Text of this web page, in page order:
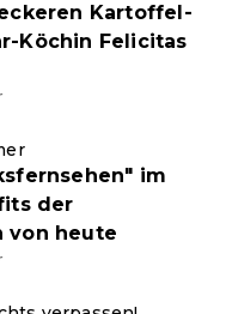
Kartoffel-
Köchin Felicitas
im
der
von heute